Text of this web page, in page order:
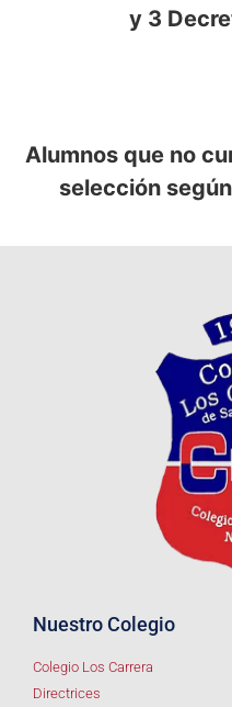
y 3
Alumnos que no
selección
Nuestro Colegio
Colegio Los Carrera
Directrices